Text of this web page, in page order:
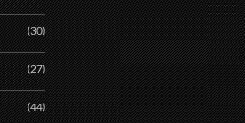
(30)
(27)
(44)